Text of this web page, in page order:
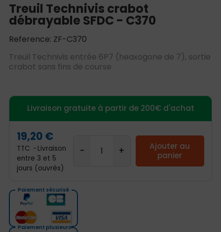
Treuil Technivis crabot
débrayable SFDC - C370
Reference: ZF-C370
Treuil Technivis entrée 6P7 (heaxogone de 7), sortie
crabot sans fins de course
Livraison gratuite à partir de 200€ d'achat
19,20 €
TTC
Livraison
entre 3 et 5
jours (ouvrés)
Ajouter au
panier
Paiement sécurisé
Paiement plusieurs